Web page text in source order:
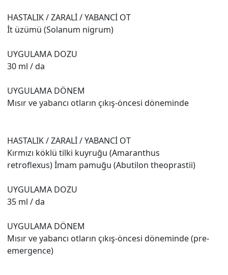
HASTALIK / ZARALİ / YABANCİ OT
İt üzümü (Solanum nigrum)
UYGULAMA DOZU
30 ml / da
UYGULAMA DÖNEM
Mısır ve yabancı otların çıkış-öncesi döneminde
HASTALIK / ZARALİ / YABANCİ OT
Kırmızı köklü tilki kuyruğu (Amaranthus
retroflexus) İmam pamuğu (Abutilon theoprastii)
UYGULAMA DOZU
35 ml / da
UYGULAMA DÖNEM
Mısır ve yabancı otların çıkış-öncesi döneminde (pre-
emergence)